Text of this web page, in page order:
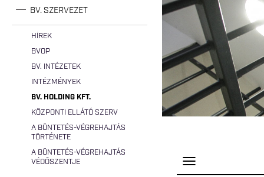
BV. SZERVEZET
HÍREK
BVOP
BV. INTÉZETEK
INTÉZMÉNYEK
BV. HOLDING KFT.
KÖZPONTI ELLÁTÓ SZERV
A BÜNTETÉS-VÉGREHAJTÁS
TÖRTÉNETE
A BÜNTETÉS-VÉGREHAJTÁS
VÉDŐSZENTJE
P